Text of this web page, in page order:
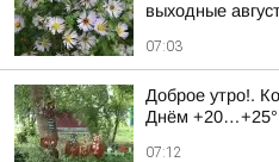
выходные
07:03
Доброе утро!.
Днём
07:12